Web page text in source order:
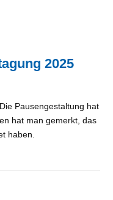
2025
Pausengestaltung hat
hat man gemerkt, das
haben.